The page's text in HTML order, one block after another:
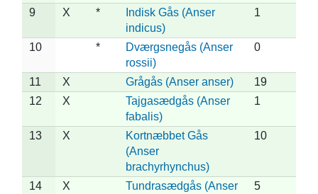
9 X *
Indisk Gås (Anser
indicus)
1
10 *
Dværgsnegås (Anser
rossii)
0
11 X Grågås (Anser anser)
19
12
X
Tajgasædgås (Anser
fabalis)
1
13 X
Kortnæbbet Gås
(Anser
brachyrhynchus)
10
14 X
Tundrasædgås (Anser
5